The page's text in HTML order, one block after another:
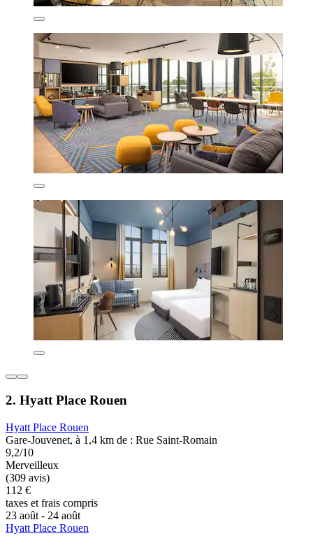
2. Hyatt Place Rouen
Hyatt Place Rouen
Gare-Jouvenet, à 1,4 km de : Rue Saint-Romain
9,2/10
Merveilleux
(309 avis)
112 €
taxes et frais compris
23 août - 24 août
Hyatt Place Rouen